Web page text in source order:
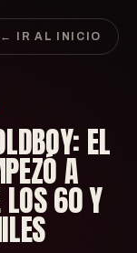
← IR AL INICIO
EL
A
LOS 60 Y